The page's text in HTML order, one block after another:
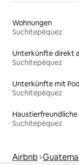
Wohnungen
Suchitepéquez
Unterkünfte direkt
Suchitepéquez
Unterkünfte mit Pool
Suchitepéquez
Suchitepéquez
Airbnb